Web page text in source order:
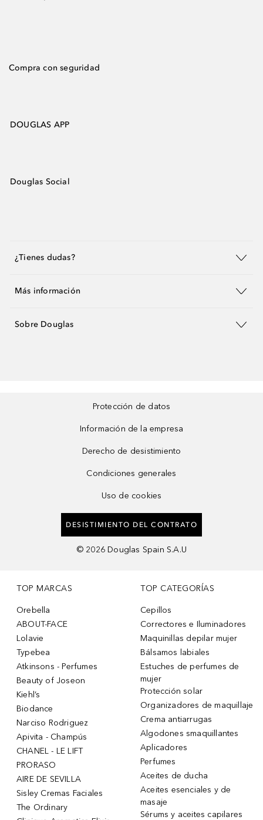
Compra con seguridad
DOUGLAS APP
Douglas Social
¿Tienes dudas?
Más información
Sobre Douglas
Protección de datos
Información de la empresa
Derecho de desistimiento
Condiciones generales
Uso de cookies
DESISTIMIENTO DEL CONTRATO
© 2026 Douglas Spain S.A.U
TOP MARCAS
Orebella
ABOUT-FACE
Lolavie
Typebea
Atkinsons - Perfumes
Beauty of Joseon
Kiehl’s
Biodance
Narciso Rodriguez
Apivita - Champús
CHANEL - LE LIFT
PRORASO
AIRE DE SEVILLA
Sisley Cremas Faciales
The Ordinary
TOP CATEGORÍAS
Cepillos
Correctores e Iluminadores
Maquinillas depilar mujer
Bálsamos labiales
Estuches de perfumes de
mujer
Protección solar
Organizadores de maquillaje
Crema antiarrugas
Algodones smaquillantes
Aplicadores
Perfumes
Aceites de ducha
Aceites esenciales y de
masaje
Sérums y aceites capilares